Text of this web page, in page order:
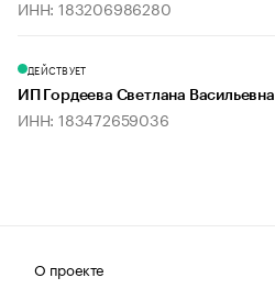
ИНН: 183206986280
ДЕЙСТВУЕТ
ИП Гордеева Светлана Васильевна
ИНН: 183472659036
О проекте